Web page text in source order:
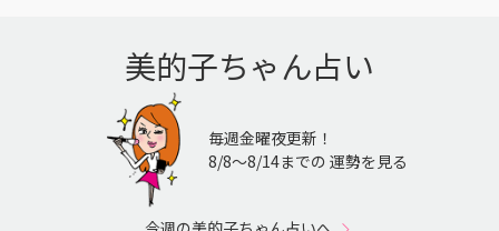
美的子ちゃん占い
毎週金曜夜更新！
8/8〜8/14までの 運勢を見る